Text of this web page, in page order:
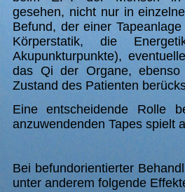
gesehen, nicht nur in
Befund, der einer
Körperstatik, die
Akupunkturpunkte),
das Qi der Organe,
Zustand des Patienten
Eine entscheidende Rolle
anzuwendenden Tapes spielt
Bei befundorientierter
unter anderem folgende